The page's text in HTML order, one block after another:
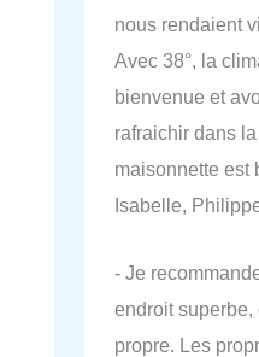
nous rendaient
Avec 38°, la
bienvenue et
rafraichir dans
maisonnette est
Isabelle,
- Je
endroit superbe,
propre. Les